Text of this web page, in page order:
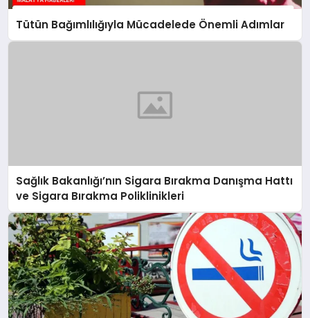
Tütün Bağımlılığıyla Mücadelede Önemli Adımlar
Sağlık Bakanlığı’nın Sigara Bırakma Danışma Hattı
ve Sigara Bırakma Poliklinikleri